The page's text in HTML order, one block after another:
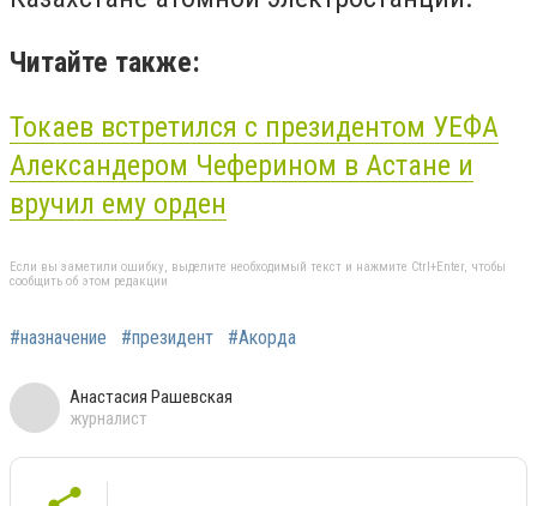
Читайте также:
Токаев встретился с президентом УЕФА
Александером Чеферином в Астане и
вручил ему орден
Если вы заметили ошибку, выделите необходимый текст и нажмите Ctrl+Enter, чтобы
сообщить об этом редакции
#назначение #президент #Акорда
Анастасия Рашевская
журналист